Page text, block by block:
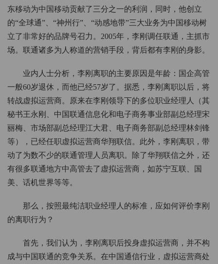
东移动为中国移动贡献了三分之一的利润，同时，他创立
的“全球通”、“神州行”、“动感地带”三大业务为中国移动树
立了非常好的品牌号召力。2005年，李刚调任联通，主抓市
场。联通诸多为人称道的营销手段，背后都有李刚的身影。
业内人士分析，李刚离职的主要原因是年龄：国企高管
一般60岁退休，而他已经57岁了。据悉，李刚离职以后，将
转战虚拟运营商。原来在李刚领导下的多位职业经理人（其
秘书王永刚、中国联通信息化和电子商务事业部副总经理宋
丽梅、市场部副总经理江大君、电子商务部副总经理林剑锋
等），已经任职虚拟运营商华翔联信。此外，李刚离职，带
动了为数不少的联通管理人员离职。除了华翔联信之外，还
有很多联通地方中高管去了虚拟运营商，如苏宁互联、国
美、话机世界等等。
那么，按照最纯洁职业经理人的标准，应如何评价李刚
的离职行为？
首先，我们认为，李刚离职后投身虚拟运营商，并不构
成与中国联通的竞争关系。在中国通信行业，虚拟运营商处